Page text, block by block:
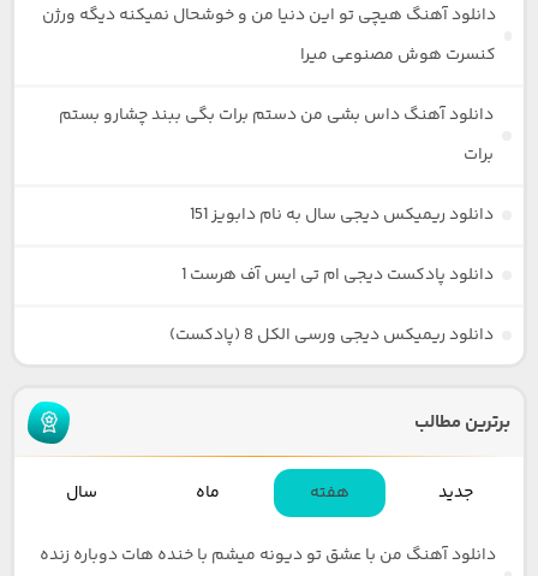
دانلود آهنگ هیچی تو این دنیا من و خوشحال نمیکنه دیگه ورژن
کنسرت هوش مصنوعی میرا
دانلود آهنگ داس بشی من دستم برات بگی ببند چشارو بستم
برات
دانلود ریمیکس دیجی سال به نام دابویز 151
دانلود پادکست دیجی ام تی ایس آف هرست 1
دانلود ریمیکس دیجی ورسی الکل 8 (پادکست)
برترین مطالب
جدید هفته ماه سال
دانلود آهنگ من با عشق تو دیونه میشم با خنده هات دوباره زنده